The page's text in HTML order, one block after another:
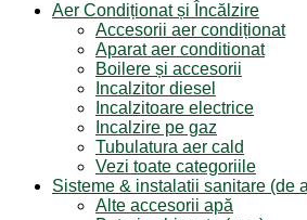
Aer Condiționat și Încălzire
Accesorii aer condiționat
Aparat aer conditionat
Boilere și accesorii
Incalzitor diesel
Incalzitoare electrice
Incalzire pe gaz
Tubulatura aer cald
Vezi toate categoriile
Sisteme & instalatii sanitare (de
Alte accesorii apă